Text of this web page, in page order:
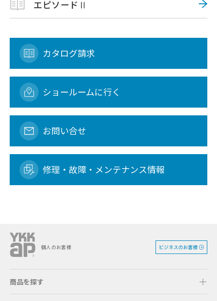
エピソードⅡ
カタログ請求
ショールームに行く
お問い合せ
修理・故障・メンテナンス情報
個人のお客様 ビジネスのお客様
商品を探す